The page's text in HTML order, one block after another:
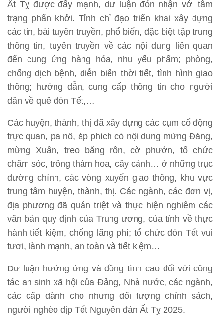
Ất Tỵ được đẩy mạnh, dư luận đón nhận với tâm
trạng phấn khởi. Tỉnh chỉ đạo triển khai xây dựng
các tin, bài tuyên truyền, phổ biến, đặc biệt tập trung
thông tin, tuyên truyền về các nội dung liên quan
đến cung ứng hàng hóa, nhu yếu phẩm; phòng,
chống dịch bệnh, diễn biến thời tiết, tình hình giao
thông; hướng dẫn, cung cấp thông tin cho người
dân về quê đón Tết,…
Các huyện, thành, thị đã xây dựng các cụm cổ động
trực quan, pa nô, áp phích có nội dung mừng Đảng,
mừng Xuân, treo băng rôn, cờ phướn, tổ chức
chăm sóc, trồng thảm hoa, cây cảnh… ở những trục
đường chính, các vòng xuyến giao thông, khu vực
trung tâm huyện, thành, thị. Các ngành, các đơn vị,
địa phương đã quán triệt và thực hiện nghiêm các
văn bản quy định của Trung ương, của tỉnh về thực
hành tiết kiệm, chống lãng phí; tổ chức đón Tết vui
tươi, lành mạnh, an toàn và tiết kiệm…
Dư luận hưởng ứng và đồng tình cao đối với công
tác an sinh xã hội của Đảng, Nhà nước, các ngành,
các cấp dành cho những đối tượng chính sách,
người nghèo dịp Tết Nguyên đán Ất Tỵ 2025.